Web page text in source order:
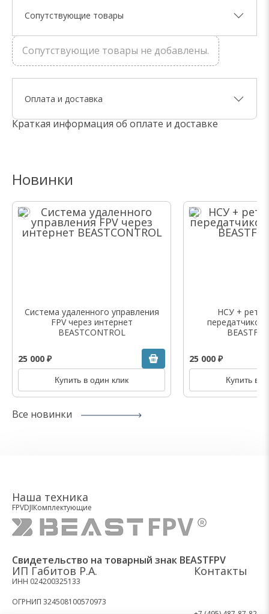
Сопутствующие товары
Сопутствующие товары не добавлены.
Оплата и доставка
Краткая информация об оплате и доставке
Новинки
Система удаленного управления
FPV через интернет
BEASTCONTROL
25 000 ₽
Купить в один клик
НСУ +
передатчиком
25 000 ₽
Купить в
Все новинки
Наша техника
FPVDJIКомплектующие
Свидетельство на товарный знак BEASTFPV
ИП Габитов Р.А.
ИНН 024200325133
ОГРНИП 324508100570973
Контакты